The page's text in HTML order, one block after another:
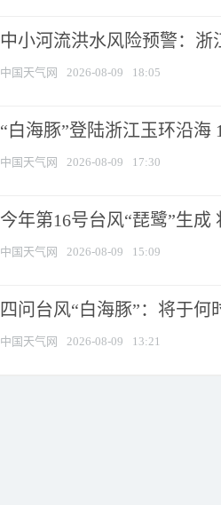
中小河流洪水风险预警：
中国天气网 2026-08-09 18:05
“白海豚”登陆浙江玉环沿海
中国天气网 2026-08-09 17:30
今年第16号台风“琵鹭”生
中国天气网 2026-08-09 15:09
四问台风“白海豚”：将于
中国天气网 2026-08-09 13:21